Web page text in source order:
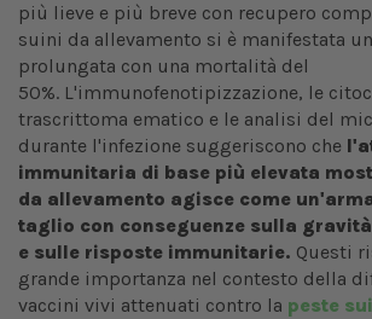
più lieve e più breve con recupero
suini da allevamento si è manifestata
prolungata con una mortalità del
50%. L'immunofenotipizzazione, le
trascrittoma ematico e le analisi del
durante l'infezione suggeriscono che
immunitaria di base più elevata
da allevamento agisce come
taglio con conseguenze sulla
e sulle risposte immunitarie. Questi
grande importanza nel contesto della
vaccini vivi attenuati contro la peste